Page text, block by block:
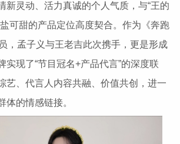
新灵动、活力真诚的个人气质，与“王的
可甜的产品定位高度契合。作为《奔跑
，孟子义与王老吉此次携手，更是形成
实现了“节目冠名+产品代言”的深度联
艺、代言人内容共融、价值共创，进一
体的情感链接。